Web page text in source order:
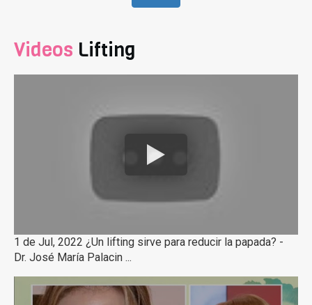
Videos Lifting
1 de Jul, 2022 ¿Un lifting sirve para reducir la papada? -
Dr. José María Palacin ...